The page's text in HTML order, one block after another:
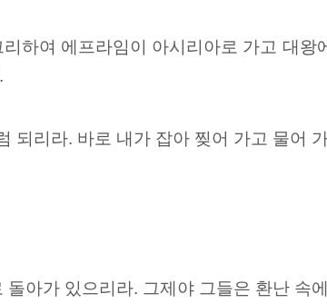
하여 에프라임이 아시리아로 가고 대왕
되리라. 바로 내가 잡아 찢어 가고 물어
아가 있으리라. 그제야 그들은 환난 속